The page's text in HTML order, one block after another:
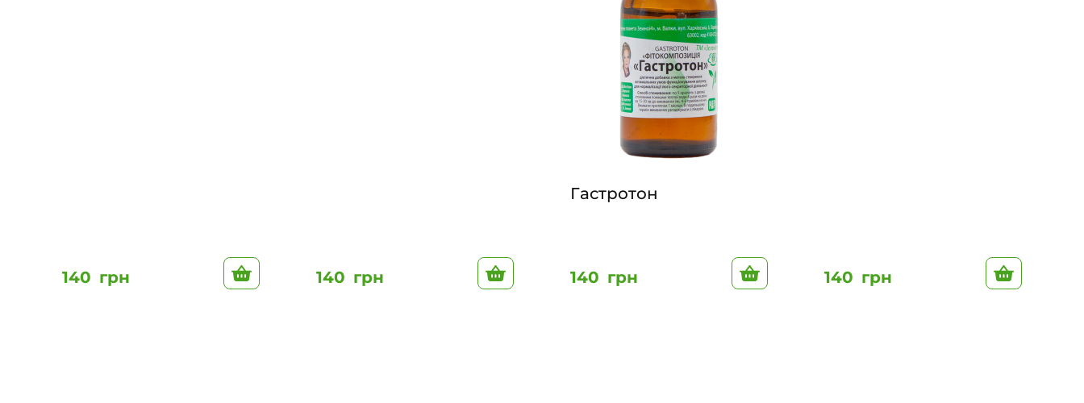
140 грн До кошику140 грн До кошику
Гастротон
140 грн До кошику140 грн